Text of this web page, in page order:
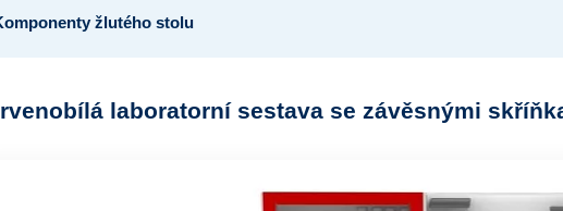
žlutého stolu
laboratorní sestava se závěsnými